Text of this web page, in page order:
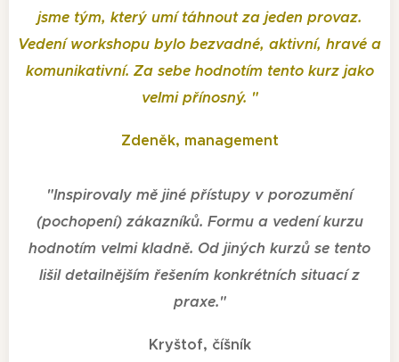
jsme tým, který umí táhnout za jeden provaz.
Vedení workshopu bylo bezvadné, aktivní, hravé a
komunikativní. Za sebe hodnotím tento kurz jako
velmi přínosný. "
Zdeněk, management
"Inspirovaly mě jiné přístupy v porozumění
(pochopení) zákazníků. Formu a vedení kurzu
hodnotím velmi kladně. Od jiných kurzů se tento
lišil detailnějším řešením konkrétních situací z
praxe."
Kryštof, číšník